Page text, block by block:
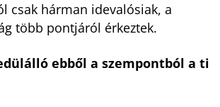
csak hárman idevalósiak, a
több pontjáról érkeztek.
ebből a szempontból a ti